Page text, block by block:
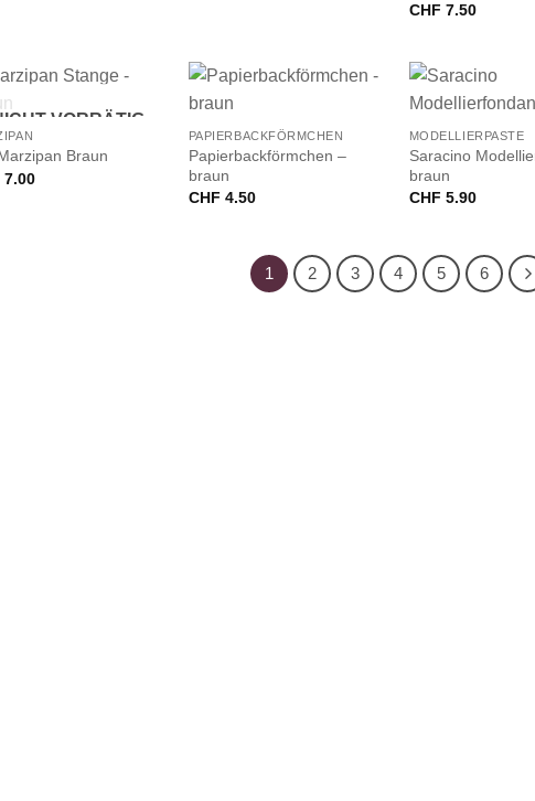
CHF 7.50
VORRÄTIG
Braun
7.00
PAPIERBACKFÖRMCHEN
Papierbackförmchen –
braun
CHF 4.50
+
MODELLIERPASTE
Saracino
braun
CHF 5.90
1 2 3 4 5 6